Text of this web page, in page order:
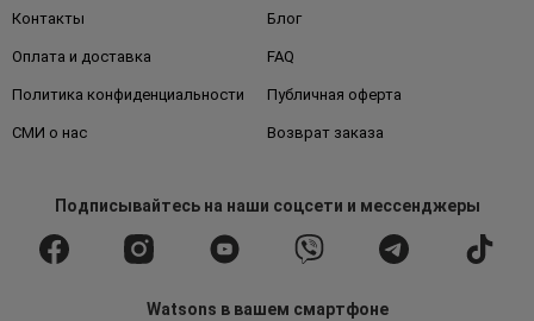
Контакты Блог
Оплата и доставка FAQ
Политика конфиденциальности Публичная оферта
СМИ о нас Возврат заказа
Подписывайтесьна наши соцсети и мессенджеры
Watsons в вашем смартфоне